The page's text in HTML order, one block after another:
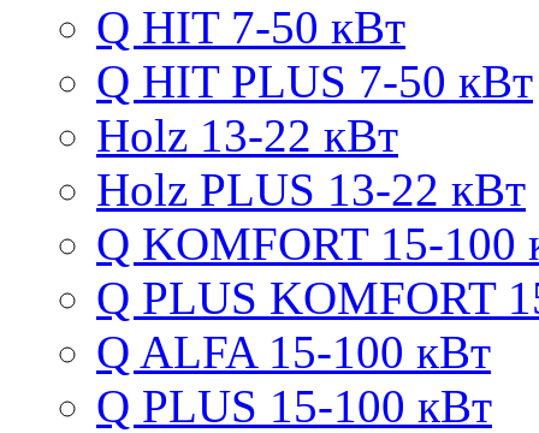
Q HIT 7-50 кВт
Q HIT PLUS 7-50 кВт
Holz 13-22 кВт
Holz PLUS 13-22 кВт
Q KOMFORT 15-100
Q PLUS KOMFORT
Q ALFA 15-100 кВт
Q PLUS 15-100 кВт